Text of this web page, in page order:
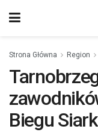
Strona Główna Region
Biegu